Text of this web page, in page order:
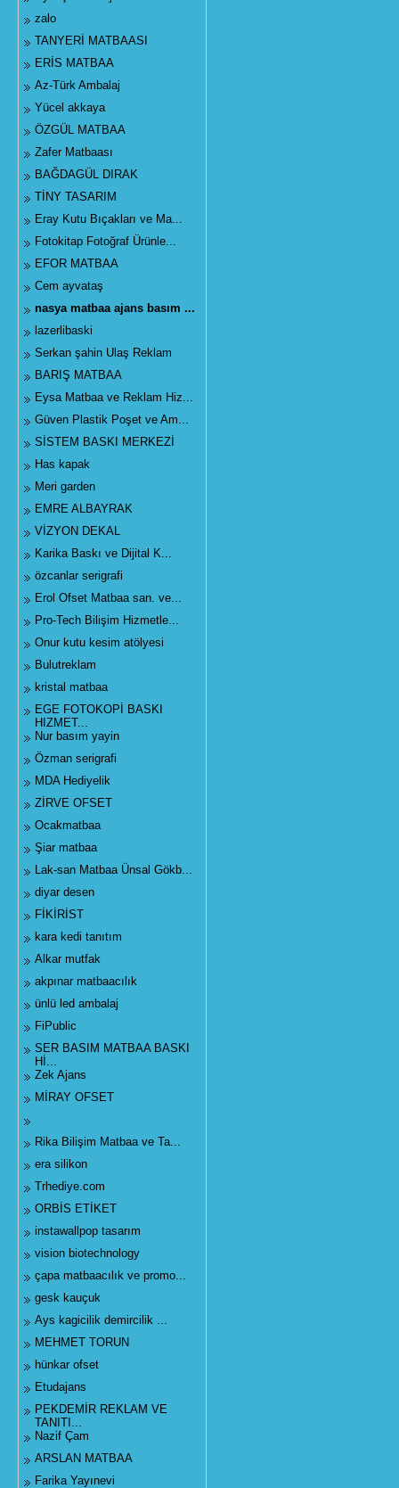
zalo
TANYERİ MATBAASI
ERİS MATBAA
Az-Türk Ambalaj
Yücel akkaya
ÖZGÜL MATBAA
Zafer Matbaası
BAĞDAGÜL DIRAK
TİNY TASARIM
Eray Kutu Bıçakları ve Ma...
Fotokitap Fotoğraf Ürünle...
EFOR MATBAA
Cem ayvataş
nasya matbaa ajans basım ...
lazerlibaski
Serkan şahin Ulaş Reklam
BARIŞ MATBAA
Eysa Matbaa ve Reklam Hiz...
Güven Plastik Poşet ve Am...
SİSTEM BASKI MERKEZİ
Has kapak
Meri garden
EMRE ALBAYRAK
VİZYON DEKAL
Karika Baskı ve Dijital K...
özcanlar serigrafi
Erol Ofset Matbaa san. ve...
Pro-Tech Bilişim Hizmetle...
Onur kutu kesim atölyesi
Bulutreklam
kristal matbaa
EGE FOTOKOPİ BASKI
HIZMET...
Nur basım yayin
Özman serigrafi
MDA Hediyelik
ZİRVE OFSET
Ocakmatbaa
Şiar matbaa
Lak-san Matbaa Ünsal Gökb...
diyar desen
FİKİRİST
kara kedi tanıtım
Alkar mutfak
akpınar matbaacılık
ünlü led ambalaj
FiPublic
SER BASIM MATBAA BASKI
Hİ...
Zek Ajans
MİRAY OFSET
Rika Bilişim Matbaa ve Ta...
era silikon
Trhediye.com
ORBİS ETİKET
instawallpop tasarım
vision biotechnology
çapa matbaacılık ve promo...
gesk kauçuk
Ays kagicilik demircilik ...
MEHMET TORUN
hünkar ofset
Etudajans
PEKDEMİR REKLAM VE
TANITI...
Nazif Çam
ARSLAN MATBAA
Farika Yayınevi